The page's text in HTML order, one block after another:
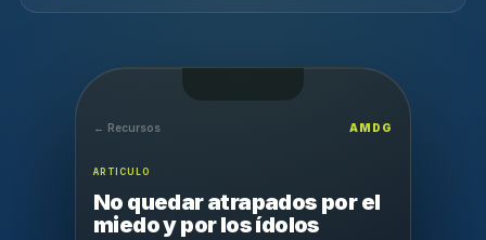
← Recursos AMDG
ARTICULO
No quedar atrapados por el
miedo y por los ídolos